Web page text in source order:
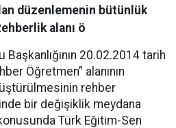
düzenlemenin bütünlük
alanı ö
20.02.2014 tarih
Öğretmen” alanının
rehber
bir değişiklik meydana
Türk Eğitim-Sen